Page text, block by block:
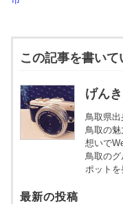
この記事を書いて
げんき
鳥取県出
鳥取の
想いで
鳥取の
ポットを
最新の投稿